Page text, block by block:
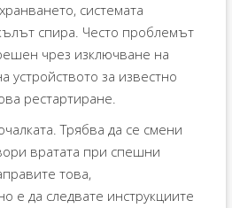
системата
спира. Често проблемът
чрез изключване на
устройството за известно
рестартиране.
Трябва да се смени
вратата при спешни
това,
е да следвате инструкциите